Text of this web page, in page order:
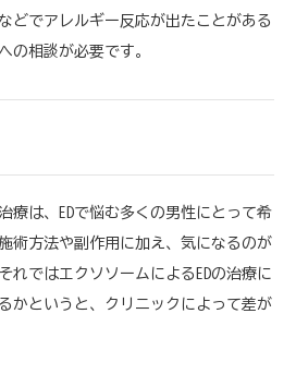
どでアレルギー反応が出たことがある
の相談が必要です。
療は、EDで悩む多くの男性にとって希
術方法や副作用に加え、気になるのが
れではエクソソームによるEDの治療に
かというと、クリニックによって差が